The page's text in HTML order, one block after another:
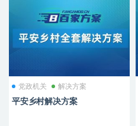
党政机关 解决方案
平安乡村解决方案